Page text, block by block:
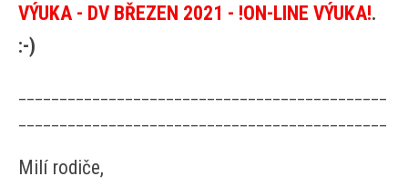
VÝUKA - DV BŘEZEN 2021 - !ON-LINE VÝUKA!.
:-)
Milí rodiče,